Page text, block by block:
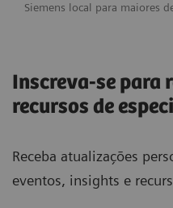
Siemens local para maiores
Inscreva-se para
recursos de
Receba atualizações
eventos, insights e